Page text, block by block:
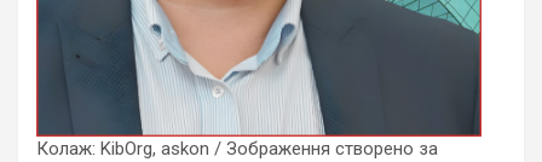
Колаж: KibOrg, askon / Зображення створено за